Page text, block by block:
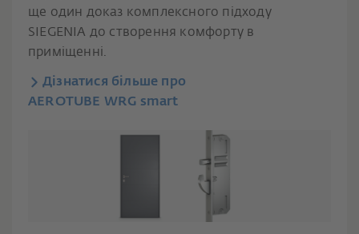
ще один доказ комплексного підходу
SIEGENIA до створення комфорту в
приміщенні.
Дізнатися більше про
AEROTUBE WRG smart